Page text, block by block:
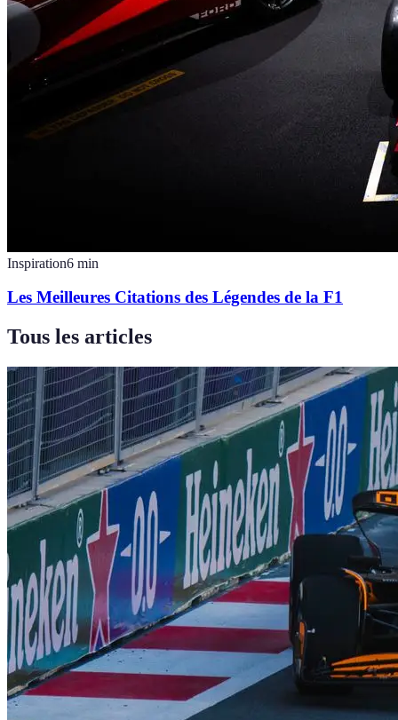
Inspiration6 min
Les Meilleures Citations des Légendes de la F1
Tous les articles